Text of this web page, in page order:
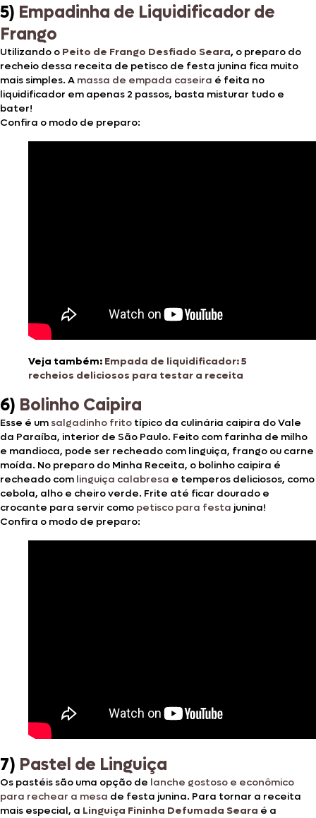
5) Empadinha de Liquidificador de
Frango
Utilizando o Peito de Frango Desfiado Seara, o preparo do
recheio dessa receita de petisco de festa junina fica muito
mais simples. A massa de empada caseira é feita no
liquidificador em apenas 2 passos, basta misturar tudo e
bater!
Confira o modo de preparo:
Veja também: Empada de liquidificador: 5
recheios deliciosos para testar a receita
6) Bolinho Caipira
Esse é um salgadinho frito típico da culinária caipira do Vale
da Paraíba, interior de São Paulo. Feito com farinha de milho
e mandioca, pode ser recheado com linguiça, frango ou carne
moída. No preparo do Minha Receita, o bolinho caipira é
recheado com linguiça calabresa e temperos deliciosos, como
cebola, alho e cheiro verde. Frite até ficar dourado e
crocante para servir como petisco para festa junina!
Confira o modo de preparo:
7) Pastel de Linguiça
Os pastéis são uma opção de lanche gostoso e econômico
para rechear a mesa de festa junina. Para tornar a receita
mais especial, a Linguiça Fininha Defumada Seara é a